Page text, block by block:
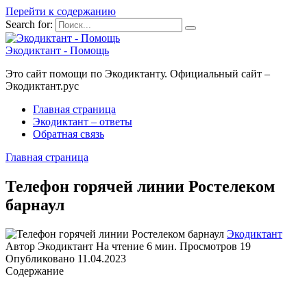
Перейти к содержанию
Search for:
Экодиктант - Помощь
Это сайт помощи по Экодиктанту. Официальный сайт –
Экодиктант.рус
Главная страница
Экодиктант – ответы
Обратная связь
Главная страница
Телефон горячей линии Ростелеком
барнаул
Экодиктант
Автор Экодиктант На чтение 6 мин. Просмотров 19
Опубликовано 11.04.2023
Содержание